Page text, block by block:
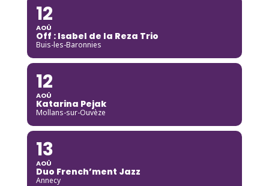
12
AOÛ
Off : Isabel de la Reza Trio
Buis-les-Baronnies
12
AOÛ
Katarina Pejak
Mollans-sur-Ouvèze
13
AOÛ
Duo French’ment Jazz
Annecy